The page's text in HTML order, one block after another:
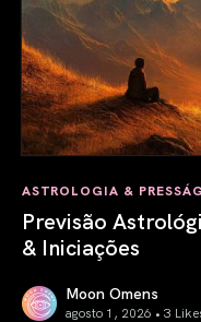
ASTROLOGIA &
Previsão
& Iniciações
Moon Omens
agosto 1, 2026 • 3